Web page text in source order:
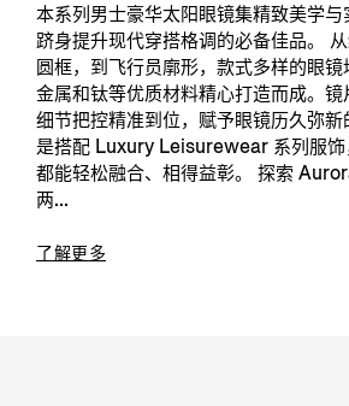
本系列男士豪华太阳眼镜集精致美学与
跻身提升现代穿搭格调的必备佳品。
圆框，到飞行员廓形，款式多样的眼镜
金属和钛等优质材料精心打造而成。镜
细节把控精准到位，赋予眼镜历久弥
是搭配 Luxury Leisurewear 系列服饰
都能轻松融合、相得益彰。 探索
两...
了解更多